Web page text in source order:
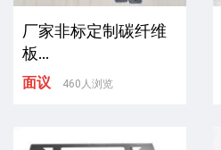
厂家非标定制碳纤维
板...
面议 460人浏览